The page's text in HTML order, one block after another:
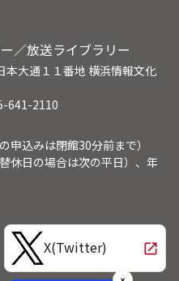
／放送ライブラリー
大通１１番地 横浜情報文化
641-2110
込みは閉館30分前まで）
日の場合は次の平日）、年
X(Twitter) open_in_new